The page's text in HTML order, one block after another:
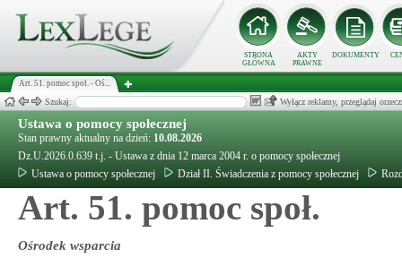
STRONA
GŁÓWNA
AKTY
PRAWNE
DOKUMENTY
Art. 51. pomoc społ. - Oś...
Szukaj: Wyłącz reklamy, przeglądaj
Ustawa o pomocy społecznej
Stan prawny aktualny na dzień: 10.08.2026
Dz.U.2026.0.639 t.j. - Ustawa z dnia 12 marca 2004 r. o pomocy społecznej
Ustawa o pomocy społecznej
Dział II. Świadczenia z pomocy społecznej
Art. 51. pomoc społ.
Ośrodek wsparcia